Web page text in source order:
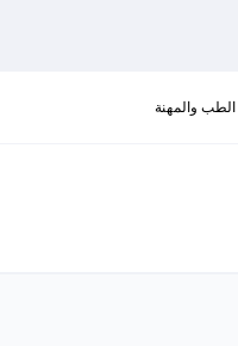
الطب والمهنة